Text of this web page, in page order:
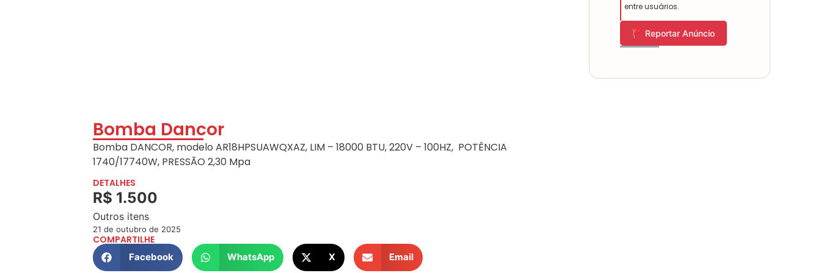
entre usuários.
🚩 Reportar Anúncio
Bomba Dancor
Bomba DANCOR, modelo AR18HPSUAWQXAZ, LIM – 18000 BTU, 220V – 100HZ, POTÊNCIA
1740/17740W, PRESSÃO 2,30 Mpa
DETALHES
R$ 1.500
Outros itens
21 de outubro de 2025
COMPARTILHE
Facebook WhatsApp X Email